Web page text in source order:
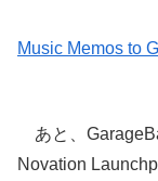
Music Memos to
あと、
Novation